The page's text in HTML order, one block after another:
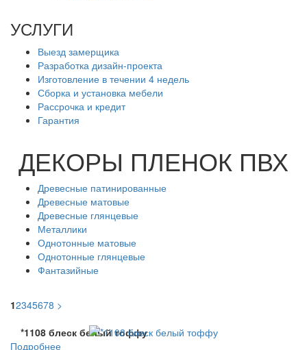
УСЛУГИ
Выезд замерщика
Разработка дизайн-проекта
Изготовление в течении 4 недель
Сборка и установка мебели
Рассрочка и кредит
Гарантия
ДЕКОРЫ ПЛЕНОК ПВХ
Древесные патинированные
Древесные матовые
Древесные глянцевые
Металлики
Однотонные матовые
Однотонные глянцевые
Фантазийные
12345678 >
*1108 блеск белый тоффу
Подробнее